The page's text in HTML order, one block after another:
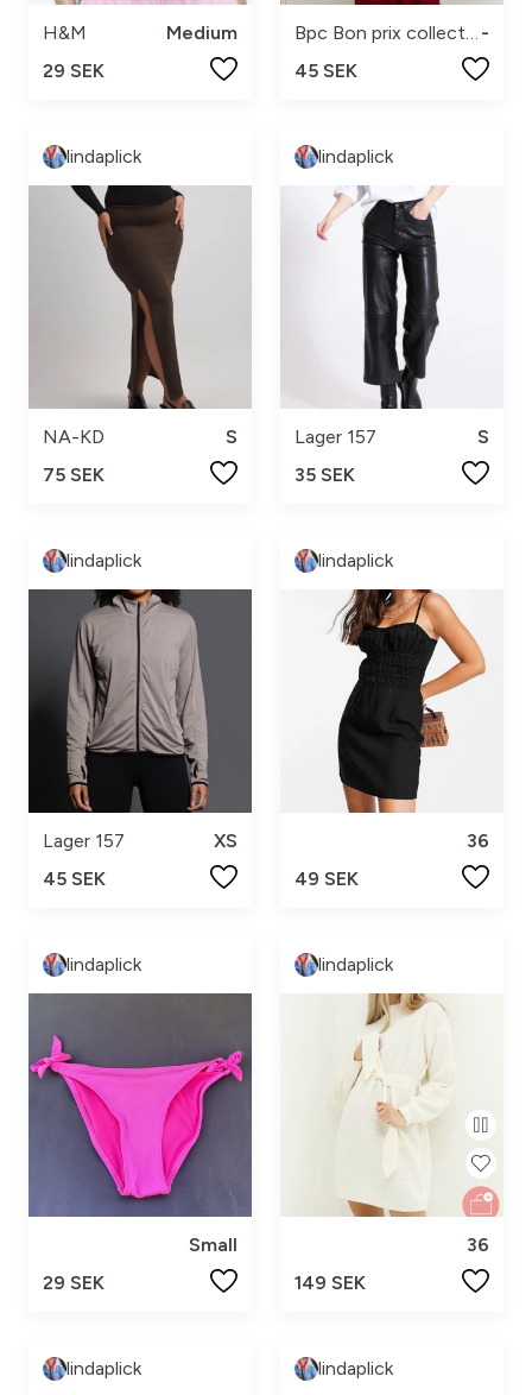
H&M
Medium
29 SEK
Bpc Bon prix collection
45 SEK
lindaplick
NA-KD
S
75 SEK
lindaplick
Lager 157
S
35 SEK
lindaplick
Lager 157
XS
45 SEK
lindaplick
36
49 SEK
lindaplick
Small
29 SEK
lindaplick
36
149 SEK
lindaplick lindaplick